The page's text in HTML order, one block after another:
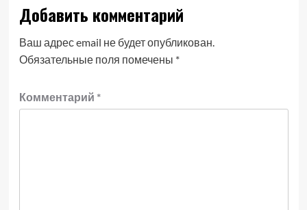
Добавить комментарий
Ваш адрес email не будет опубликован.
Обязательные поля помечены *
Комментарий *